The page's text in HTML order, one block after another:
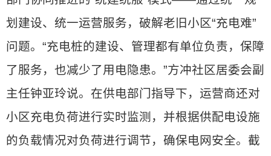
划建设、统一运营服务，破解老旧小区“充电难”
问题。“充电桩的建设、管理都有单位负责，保障
了服务，也减少了用电隐患。”方冲社区居委会副
主任钟亚玲说。在供电部门指导下，运营商还对
小区充电负荷进行实时监测，并根据供配电设施
的负载情况对负荷进行调节，确保电网安全。截